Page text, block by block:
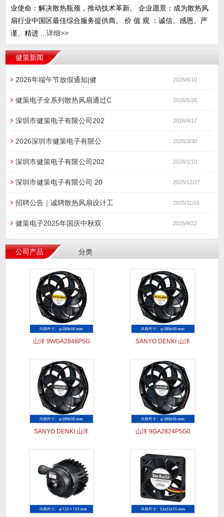
业使命：解决散热瓶颈，推动技术革新。 企业愿景：成为散热风
扇行业中国区最佳综合服务提供商。 价 值 观 ：诚信、感恩、严
谨、精进 ... 详细>>
健策新闻
2026年端午节放假通知|健 2026/6/10
健策电子全系列散热风扇通过C 2026/5/26
深圳市健策电子有限公司202 2026/4/17
2026深圳市健策电子有限公 2026/3/30
深圳市健策电子有限公司202 2026/1/10
深圳市健策电子有限公司 20 2025/12/27
招聘公告｜诚聘散热风扇设计工 2025/11/15
健策电子2025年国庆中秋双 2025/9/22
公司产品 分类
山洋 9WGA2848P5G SANYO DENKI 山洋
SANYO DENKI 山洋 山洋 9GA2824P5G0